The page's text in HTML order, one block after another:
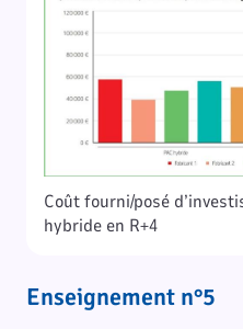
Coût fourni/posé
hybride en R+4
Enseignement n°5